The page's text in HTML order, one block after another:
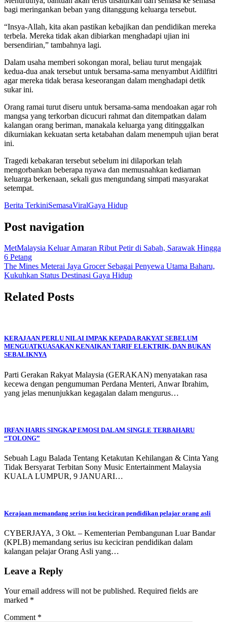
bagi meringankan beban yang ditanggung keluarga tersebut.
“Insya-Allah, kita akan pastikan kebajikan dan pendidikan mereka
terbela. Mereka tidak akan dibiarkan menghadapi ujian ini
bersendirian,” tambahnya lagi.
Dalam usaha memberi sokongan moral, beliau turut mengajak
kedua-dua anak tersebut untuk bersama-sama menyambut Aidilfitri
agar mereka tidak berasa keseorangan dalam menghadapi detik
sukar ini.
Orang ramai turut diseru untuk bersama-sama mendoakan agar roh
mangsa yang terkorban dicucuri rahmat dan ditempatkan dalam
kalangan orang beriman, manakala keluarga yang ditinggalkan
dikurniakan kekuatan serta ketabahan dalam menempuh ujian berat
ini.
Tragedi kebakaran tersebut sebelum ini dilaporkan telah
mengorbankan beberapa nyawa dan memusnahkan kediaman
keluarga berkenaan, sekali gus mengundang simpati masyarakat
setempat.
Berita TerkiniSemasaViralGaya Hidup
Post navigation
MetMalaysia Keluar Amaran Ribut Petir di Sabah, Sarawak Hingga
6 Petang
The Mines Meterai Jaya Grocer Sebagai Penyewa Utama Baharu,
Kukuhkan Status Destinasi Gaya Hidup
Related Posts
KERAJAAN PERLU NILAI IMPAK KEPADA RAKYAT SEBELUM
MENGUATKUASAKAN KENAIKAN TARIF ELEKTRIK, DAN BUKAN
SEBALIKNYA
Parti Gerakan Rakyat Malaysia (GERAKAN) menyatakan rasa
kecewa dengan pengumuman Perdana Menteri, Anwar Ibrahim,
yang jelas menunjukkan kegagalan dalam mengurus…
IRFAN HARIS SINGKAP EMOSI DALAM SINGLE TERBAHARU
“TOLONG”
Sebuah Lagu Balada Tentang Ketakutan Kehilangan & Cinta Yang
Tidak Bersyarat Terbitan Sony Music Entertainment Malaysia
KUALA LUMPUR, 9 JANUARI…
Kerajaan memandang serius isu keciciran pendidikan pelajar orang asli
CYBERJAYA, 3 Okt. – Kementerian Pembangunan Luar Bandar
(KPLB) memandang serius isu keciciran pendidikan dalam
kalangan pelajar Orang Asli yang…
Leave a Reply
Your email address will not be published. Required fields are
marked *
Comment *